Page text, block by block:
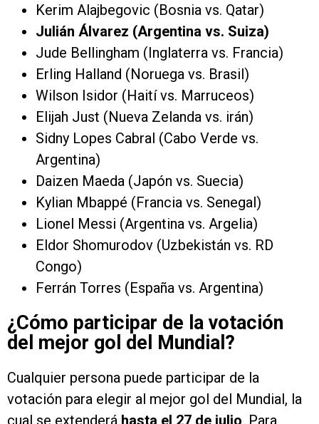
Kerim Alajbegovic (Bosnia vs. Qatar)
Julián Álvarez (Argentina vs. Suiza)
Jude Bellingham (Inglaterra vs. Francia)
Erling Halland (Noruega vs. Brasil)
Wilson Isidor (Haití vs. Marruceos)
Elijah Just (Nueva Zelanda vs. irán)
Sidny Lopes Cabral (Cabo Verde vs.
Argentina)
Daizen Maeda (Japón vs. Suecia)
Kylian Mbappé (Francia vs. Senegal)
Lionel Messi (Argentina vs. Argelia)
Eldor Shomurodov (Uzbekistán vs. RD
Congo)
Ferrán Torres (España vs. Argentina)
¿Cómo participar de la votación
del mejor gol del Mundial?
Cualquier persona puede participar de la
votación para elegir al mejor gol del Mundial, la
cual se extenderá hasta el 27 de julio. Para